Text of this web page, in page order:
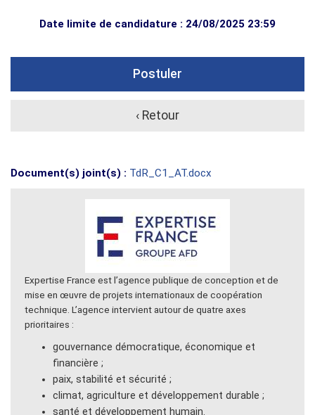
Date limite de candidature : 24/08/2025 23:59
Postuler
‹ Retour
Document(s) joint(s) : TdR_C1_AT.docx
Expertise France est l’agence publique de conception et de
mise en œuvre de projets internationaux de coopération
technique. L’agence intervient autour de quatre axes
prioritaires :
gouvernance démocratique, économique et
financière ;
paix, stabilité et sécurité ;
climat, agriculture et développement durable ;
santé et développement humain.